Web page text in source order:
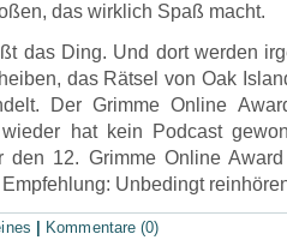
das wirklich Spaß macht.
das Ding. Und dort werden
das Rätsel von Oak
Der Grimme Online
hat kein Podcast
den 12. Grimme Online
Unbedingt
Kommentare (0)